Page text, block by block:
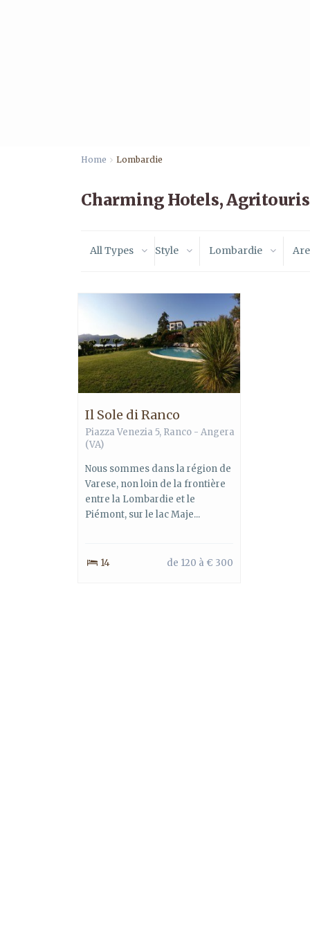
Home Lombardie
Charming Hotels,
All Types Style Lombardie
Il Sole di Ranco
Piazza Venezia 5, Ranco - Angera
(VA)
Nous sommes dans la région de
Varese, non loin de la frontière
entre la Lombardie et le
Piémont, sur le lac Maje...
14 de 120 à € 300